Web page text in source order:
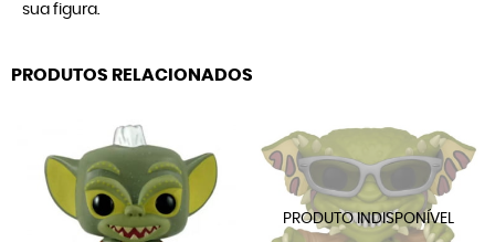
sua figura.
PRODUTOS RELACIONADOS